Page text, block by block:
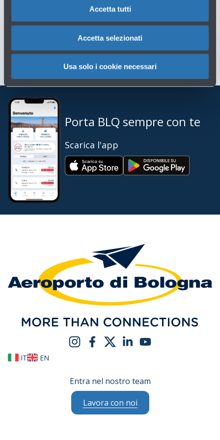
Accetta tutti
Accetta selezionati
Usa solo i cookie necessari
Assistenza clienti→
Scrivici per info o reclami→
Porta BLQ sempre con te
Scarica l'app
IT EN
Entra nel nostro team
Lavora con noi